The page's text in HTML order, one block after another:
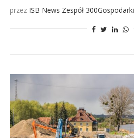
przez ISB News Zespół 300Gospodarki